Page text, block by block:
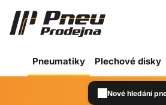
Pneumatiky Plechové disky
Nové hledání